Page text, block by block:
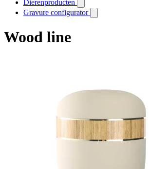
Dierenproducten
Gravure configurator
Wood line